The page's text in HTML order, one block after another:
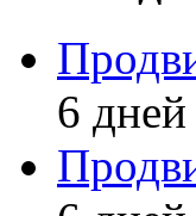
6 дней